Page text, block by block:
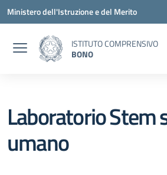
Vai ai contenuti
Vai al menu di navigazione
Vai al footer
Ministero dell'Istruzione e del Merito
ISTITUTO COMPRENSIVO
BONO
Laboratorio Stem
umano